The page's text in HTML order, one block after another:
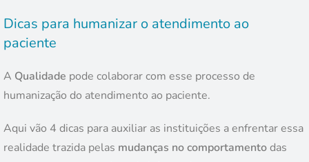
Dicas para humanizar o atendimento ao
paciente
A Qualidade pode colaborar com esse processo de
humanização do atendimento ao paciente.
Aqui vão 4 dicas para auxiliar as instituições a enfrentar essa
realidade trazida pelas mudanças no comportamentodas